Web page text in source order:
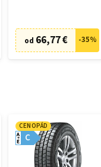
od 66,77 € -35%
CENOPÁD
C
A
E